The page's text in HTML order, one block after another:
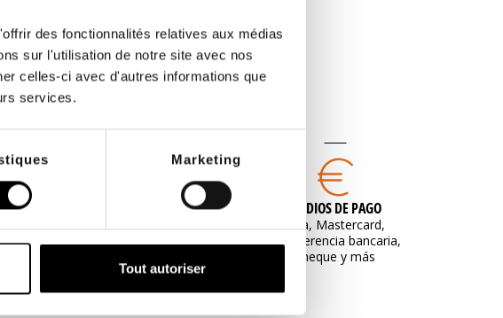
des fonctionnalités relatives aux médias
sur l'utilisation de notre site avec nos
celles-ci avec d'autres informations que
services.
Marketing
Tout autoriser
MEDIOS DE PAGO
Visa, Mastercard,
transferencia bancaria,
cheque y más